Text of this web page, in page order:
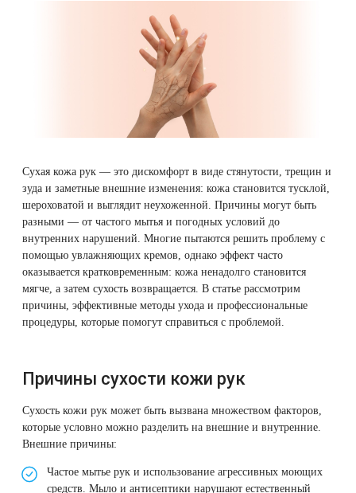
сильно
рекомендации
по уходу
3. Какие
процедуры
у
косметолога
помогут
при сухой
коже рук
к инъекционным
5.
Вопросы
Сухая кожа рук — это дискомфорт в виде стянутости, трещин и
зуда и заметные внешние изменения: кожа становится тусклой,
шероховатой и выглядит неухоженной. Причины могут быть
разными — от частого мытья и погодных условий до
внутренних нарушений. Многие пытаются решить проблему с
помощью увлажняющих кремов, однако эффект часто
оказывается кратковременным: кожа ненадолго становится
мягче, а затем сухость возвращается. В статье рассмотрим
причины, эффективные методы ухода и профессиональные
процедуры, которые помогут справиться с проблемой.
Причины сухости кожи рук
Сухость кожи рук может быть вызвана множеством факторов,
которые условно можно разделить на внешние и внутренние.
Внешние причины:
Частое мытье рук и использование агрессивных моющих
средств. Мыло и антисептики нарушают естественный
Лазерная наноперфорация
Эпиляция диодным лазером
Лазерное омоложение рук
Удаление татуировок
Удаление татуажа (перманентного макияжа)
Лечение гиперпигментации
Удаление веснушек
Контурная пластика лица
Дермотония на аппарате SKINTONIC
Микротоки и миостимуляция
Миостимуляция лица
УВТ терапия на аппарате EWATage
Ультразвуковая чистка лица
RSL-скульптурирование
Вакуумно-роликовый массаж на аппарате
Beautyliner (Бьютилайнер)
Therapy Pulse
Фотодинамическая терапия HELEO™
Интегративная косметология
Косметология для подростков
Косметология для мужчин
Купить космецевтику VIF
Избавиться от растяжек на животе
Избавиться от птоза на лице
Избавиться от морщин
Убрать морщины на шее
Увеличить губы
Удалить перманентный макияж
Удалить рубцы